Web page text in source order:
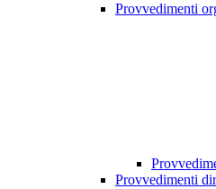
Provvedimenti
Provvedimenti